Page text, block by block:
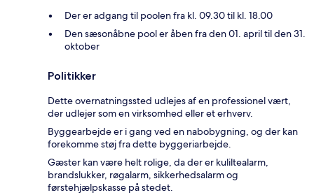
Der er adgang til poolen fra kl. 09.30 til kl. 18.00
Den sæsonåbne pool er åben fra den 01. april til den 31.
oktober
Politikker
Dette overnatningssted udlejes af en professionel vært,
der udlejer som en virksomhed eller et erhverv.
Byggearbejde er i gang ved en nabobygning, og der kan
forekomme støj fra dette byggeriarbejde.
Gæster kan være helt rolige, da der er kuliltealarm,
brandslukker, røgalarm, sikkerhedsalarm og
førstehjælpskasse på stedet.